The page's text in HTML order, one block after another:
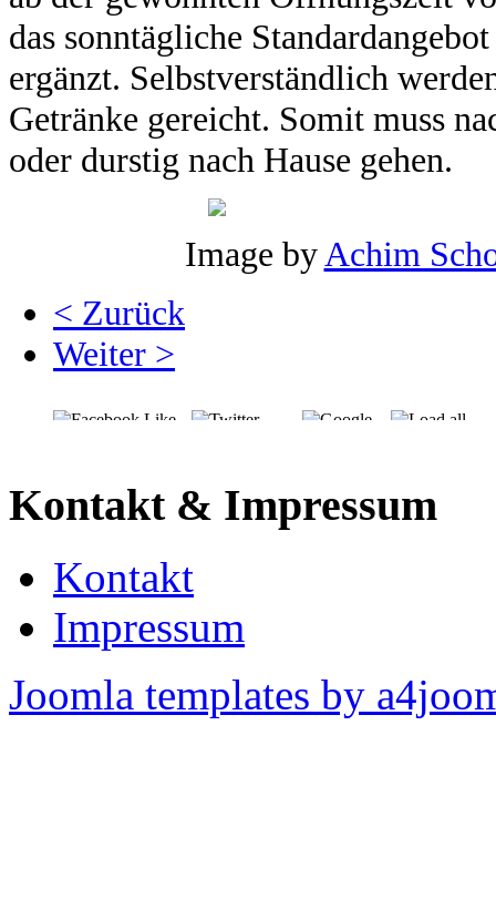
das sonntägliche
ergänzt. Selbstverständlich
Getränke gereicht. Somit muss
oder durstig nach Hause gehen.
Image byAchim
< Zurück
Weiter >
Kontakt & Impressum
Kontakt
Impressum
Joomla templates by